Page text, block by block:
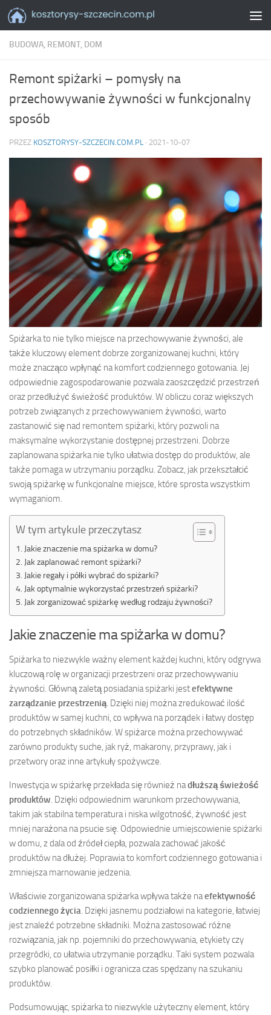
Skip to content
BUDOWA, REMONT, DOM
Remont spiżarki – pomysły na
przechowywanie żywności w funkcjonalny
sposób
PRZEZ KOSZTORYSY-SZCZECIN.COM.PL · 2021-10-07
Spiżarka to nie tylko miejsce na przechowywanie żywności, ale
także kluczowy element dobrze zorganizowanej kuchni, który
może znacząco wpłynąć na komfort codziennego gotowania. Jej
odpowiednie zagospodarowanie pozwala zaoszczędzić przestrzeń
oraz przedłużyć świeżość produktów. W obliczu coraz większych
potrzeb związanych z przechowywaniem żywności, warto
zastanowić się nad remontem spiżarki, który pozwoli na
maksymalne wykorzystanie dostępnej przestrzeni. Dobrze
zaplanowana spiżarka nie tylko ułatwia dostęp do produktów, ale
także pomaga w utrzymaniu porządku. Zobacz, jak przekształcić
swoją spiżarkę w funkcjonalne miejsce, które sprosta wszystkim
wymaganiom.
W tym artykule przeczytasz
Jakie znaczenie ma spiżarka w domu?
Jak zaplanować remont spiżarki?
Jakie regały i półki wybrać do spiżarki?
Jak optymalnie wykorzystać przestrzeń spiżarki?
Jak zorganizować spiżarkę według rodzaju żywności?
Jakie znaczenie ma spiżarka w domu?
Spiżarka to niezwykle ważny element każdej kuchni, który odgrywa
kluczową rolę w organizacji przestrzeni oraz przechowywaniu
żywności. Główną zaletą posiadania spiżarki jestefektywne
zarządzanie przestrzenią. Dzięki niej można zredukować ilość
produktów w samej kuchni, co wpływa na porządek i łatwy dostęp
do potrzebnych składników. W spiżarce można przechowywać
zarówno produkty suche, jak ryż, makarony, przyprawy, jak i
przetwory oraz inne artykuły spożywcze.
Inwestycja w spiżarkę przekłada się również nadłuższą świeżość
produktów. Dzięki odpowiednim warunkom przechowywania,
takim jak stabilna temperatura i niska wilgotność, żywność jest
mniej narażona na psucie się. Odpowiednie umiejscowienie spiżarki
w domu, z dala od źródeł ciepła, pozwala zachować jakość
produktów na dłużej. Poprawia to komfort codziennego gotowania i
zmniejsza marnowanie jedzenia.
Właściwie zorganizowana spiżarka wpływa także naefektywność
codziennego życia. Dzięki jasnemu podziałowi na kategorie, łatwiej
jest znaleźć potrzebne składniki. Można zastosować różne
rozwiązania, jak np. pojemniki do przechowywania, etykiety czy
przegródki, co ułatwia utrzymanie porządku. Taki system pozwala
szybko planować posiłki i ogranicza czas spędzany na szukaniu
produktów.
Podsumowując, spiżarka to niezwykle użyteczny element, który